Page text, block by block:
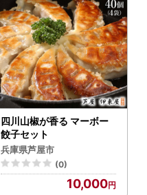
四川山椒が香る マーボー
餃子セット
兵庫県芦屋市
(0)
10,000